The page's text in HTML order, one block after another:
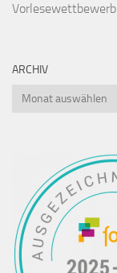
Vorlesewettbewerb
ARCHIV